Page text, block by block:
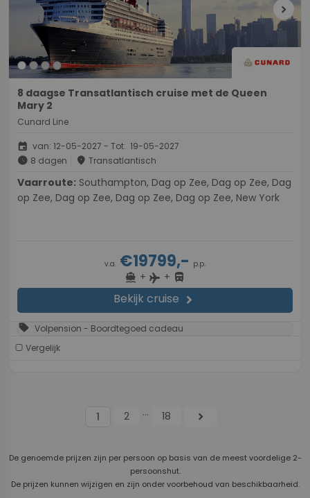
chevron_right
8 daagse Transatlantisch cruise met de Queen
Mary 2
Cunard Line
event van: 12-05-2027 - Tot: 19-05-2027
schedule 8 dagen place Transatlantisch
Vaarroute:
op Zee, Dag op Zee, Dag op Zee, Dag op Zee, New York
v.a. €19799,- p.p.
directions_boat + flight + directions_bus
Bekijk cruise chevron_right
sell Volpension - Boordtegoed cadeau
Vergelijk
1 2 ... 18 chevron_right
De genoemde prijzen zijn per persoon op basis van de meest voordelige 2-
persoonshut.
De prijzen kunnen wijzigen en zijn onder voorbehoud van beschikbaarheid.